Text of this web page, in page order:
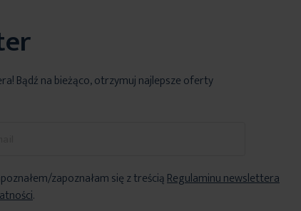
Bądź na bieżąco, otrzymuj najlepsze oferty
zapoznałam się z treściąRegulaminu newslettera
.